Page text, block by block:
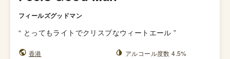
フィールズグッドマン
“ とってもライトでクリスプなウィートエール ”
香港
アルコール度数 4.5%